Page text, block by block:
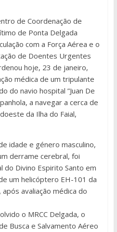
de Coordenação de
de Ponta Delgada
com a Força Aérea e o
de Doentes Urgentes
hoje, 23 de janeiro,
médica de um tripulante
do navio hospital ”Juan De
a navegar a cerca de
da Ilha do Faial,
idade e género masculino,
derrame cerebral, foi
do Divino Espirito Santo em
um helicóptero EH-101 da
avaliação médica do
o MRCC Delgada, o
Busca e Salvamento Aéreo